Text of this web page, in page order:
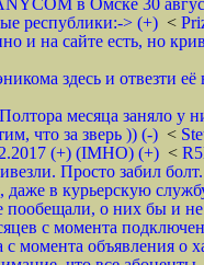
в Омске 30
республики:-> (+) <
и на сайте есть, но
здесь и отвезти
месяца заняло
что за зверь )) (-) <
(+) (IMHO) (+) <
Просто забил
в курьерскую
пообещали, о них бы и
с момента
момента объявления о